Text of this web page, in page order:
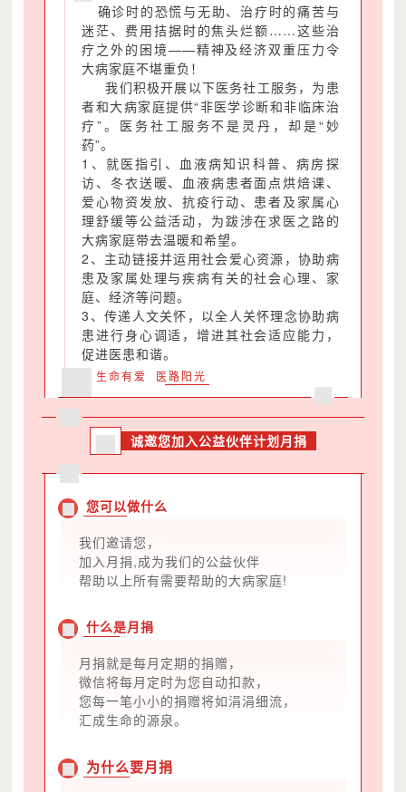
确诊时的恐慌与无助、治疗时的痛苦与
迷茫、费用拮据时的焦头烂额……这些治
疗之外的困境——精神及经济双重压力令
大病家庭不堪重负！
我们积极开展以下医务社工服务，为患
者和大病家庭提供“非医学诊断和非临床治
疗”。医务社工服务不是灵丹，却是“妙
药”。
1、就医指引、血液病知识科普、病房探
访、冬衣送暖、血液病患者面点烘焙课、
爱心物资发放、抗疫行动、患者及家属心
理舒缓等公益活动，为跋涉在求医之路的
大病家庭带去温暖和希望。
2、主动链接并运用社会爱心资源，协助病
患及家属处理与疾病有关的社会心理、家
庭、经济等问题。
3、传递人文关怀，以全人关怀理念协助病
患进行身心调适，增进其社会适应能力，
促进医患和谐。
生命有爱 医路阳光
诚邀您加入公益伙伴计划月捐
您可以做什么
我们邀请您，
加入月捐,成为我们的公益伙伴
帮助以上所有需要帮助的大病家庭!
什么是月捐
月捐就是每月定期的捐赠，
微信将每月定时为您自动扣款，
您每一笔小小的捐赠将如涓涓细流，
汇成生命的源泉。
为什么要月捐